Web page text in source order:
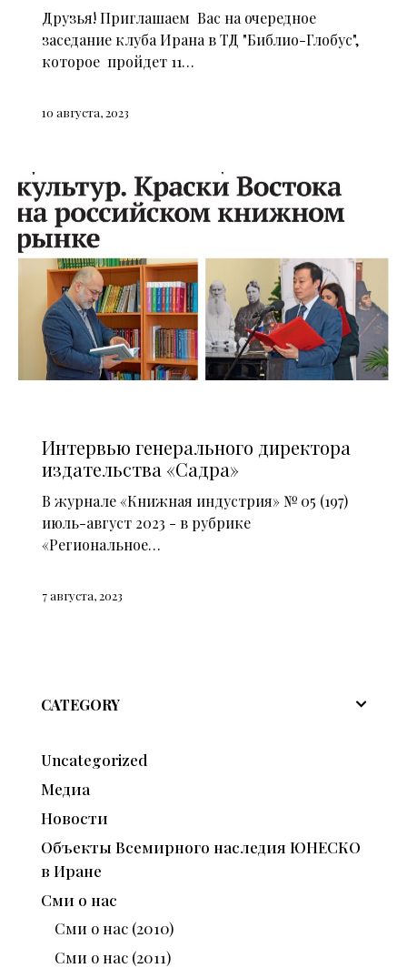
Друзья! Приглашаем Вас на очередное
заседание клуба Ирана в ТД "Библио-Глобус",
которое пройдет 11…
10 августа, 2023
Интервью генерального директора
издательства «Садра»
В журнале «Книжная индустрия» № 05 (197)
июль-август 2023 - в рубрике
«Региональное…
7 августа, 2023
CATEGORY
Uncategorized
Медиа
Новости
Объекты Всемирного наследия ЮНЕСКО
в Иране
Сми о нас
Сми о нас (2010)
Сми о нас (2011)